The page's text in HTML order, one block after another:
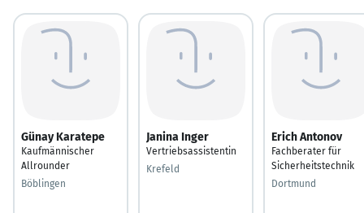
Günay Karatepe
Kaufmännischer
Allrounder
Böblingen
Janina Inger
Vertriebsassistentin
Krefeld
Erich Antonov
Fachberater für
Sicherheitstechnik
Dortmund